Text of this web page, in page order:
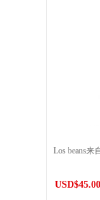
Los beans来
USD$45.00